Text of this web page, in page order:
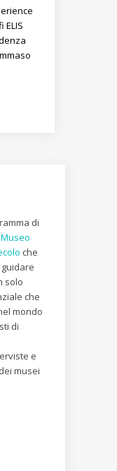
ELIS
di
Museo
che
solo
che
mondo
di
e
musei